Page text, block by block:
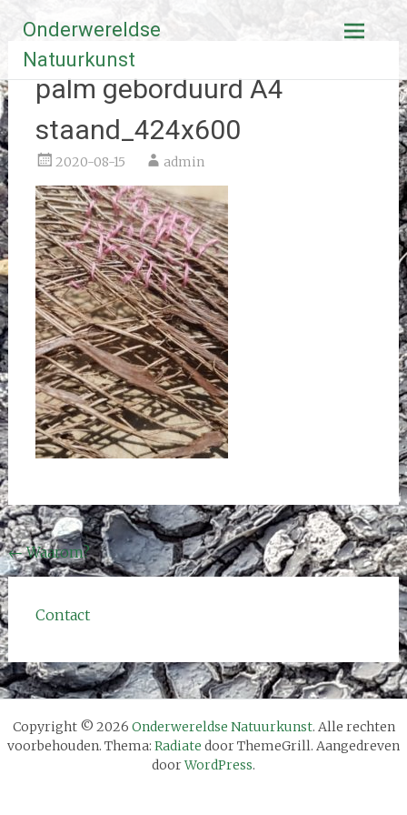
naar
inhoud
Onderwereldse
Natuurkunst
palm geborduurd A4
staand_424x600
2020-08-15 admin
Bericht
navigatie
←Waarom?
Contact
Copyright © 2026 Onderwereldse Natuurkunst. Alle rechten
voorbehouden. Thema: Radiate door ThemeGrill. Aangedreven
doorWordPress.